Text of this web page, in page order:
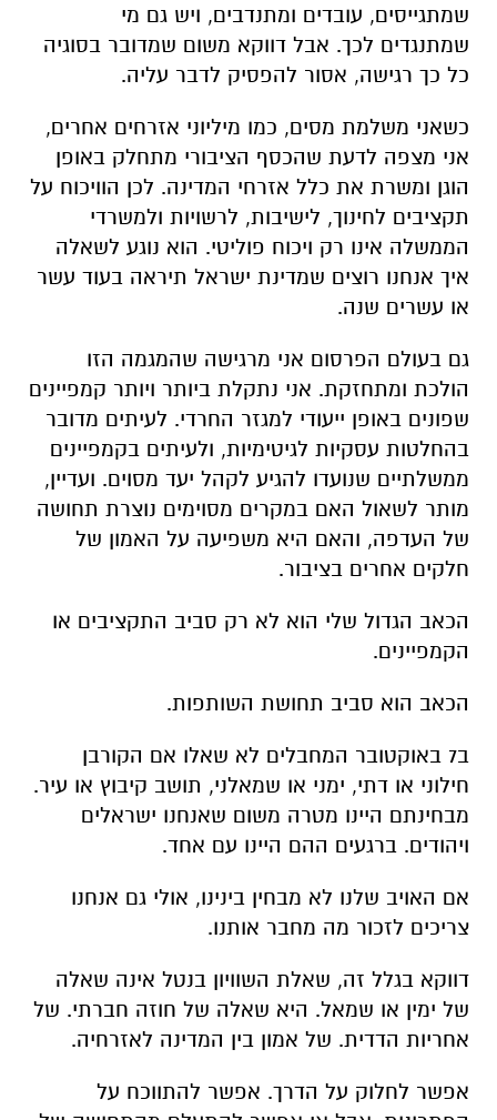
שמתגייסים, עובדים ומתנדבים, ויש גם מי
שמתנגדים לכך. אבל דווקא משום שמדובר בסוגיה
כל כך רגישה, אסור להפסיק לדבר עליה.
כשאני משלמת מסים, כמו מיליוני אזרחים אחרים,
אני מצפה לדעת שהכסף הציבורי מתחלק באופן
הוגן ומשרת את כלל אזרחי המדינה. לכן הוויכוח על
תקציבים לחינוך, לישיבות, לרשויות ולמשרדי
הממשלה אינו רק ויכוח פוליטי. הוא נוגע לשאלה
איך אנחנו רוצים שמדינת ישראל תיראה בעוד עשר
או עשרים שנה.
גם בעולם הפרסום אני מרגישה שהמגמה הזו
הולכת ומתחזקת. אני נתקלת ביותר ויותר קמפיינים
שפונים באופן ייעודי למגזר החרדי. לעיתים מדובר
בהחלטות עסקיות לגיטימיות, ולעיתים בקמפיינים
ממשלתיים שנועדו להגיע לקהל יעד מסוים. ועדיין,
מותר לשאול האם במקרים מסוימים נוצרת תחושה
של העדפה, והאם היא משפיעה על האמון של
חלקים אחרים בציבור.
הכאב הגדול שלי הוא לא רק סביב התקציבים או
הקמפיינים.
הכאב הוא סביב תחושת השותפות.
ב7 באוקטובר המחבלים לא שאלו אם הקורבן
חילוני או דתי, ימני או שמאלני, תושב קיבוץ או עיר.
מבחינתם היינו מטרה משום שאנחנו ישראלים
ויהודים. ברגעים ההם היינו עם אחד.
אם האויב שלנו לא מבחין בינינו, אולי גם אנחנו
צריכים לזכור מה מחבר אותנו.
דווקא בגלל זה, שאלת השוויון בנטל אינה שאלה
של ימין או שמאל. היא שאלה של חוזה חברתי. של
אחריות הדדית. של אמון בין המדינה לאזרחיה.
אפשר לחלוק על הדרך. אפשר להתווכח על